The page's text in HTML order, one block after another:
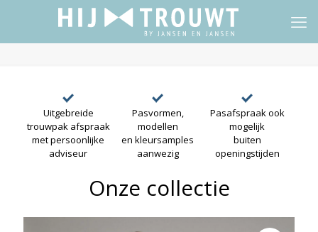
Uitgebreide
trouwpak afspraak
met persoonlijke
adviseur
Pasvormen,
modellen
en kleursamples
aanwezig
Pasafspraak ook
mogelijk
buiten
openingstijden
Onze collectie